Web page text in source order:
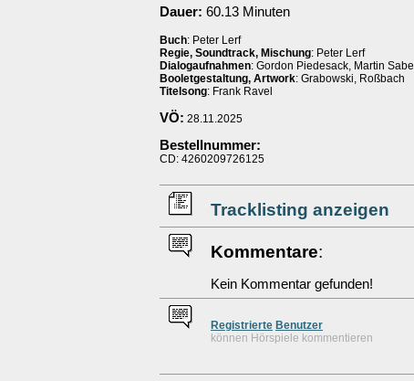
Dauer: 60.13 Minuten
Buch: Peter Lerf
Regie, Soundtrack, Mischung: Peter Lerf
Dialogaufnahmen: Gordon Piedesack, Martin Sabel
Booletgestaltung, Artwork: Grabowski, Roßbach
Titelsong: Frank Ravel
VÖ: 28.11.2025
Bestellnummer:
CD: 4260209726125
Tracklisting anzeigen
Kommentare:
Kein Kommentar gefunden!
Registrierte Benutzer
können Hörspiele kommentieren